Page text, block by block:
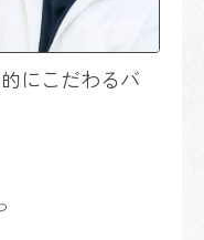
にこだわるバ